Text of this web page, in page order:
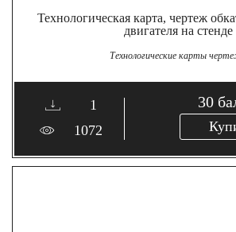
Технологическая карта, чертеж
двигателя на стенде
Технологические карты
1
1072
30